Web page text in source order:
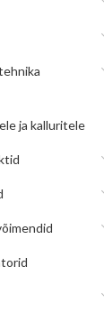
ja kalluritele